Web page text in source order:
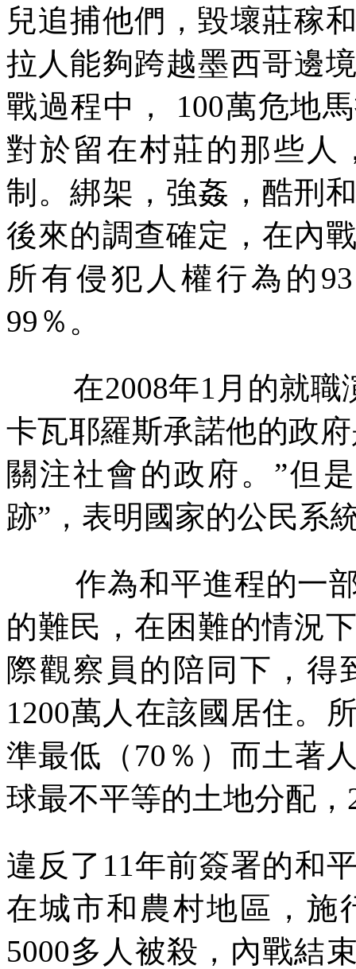
兒追捕他們，毀壞莊稼
拉人能夠跨越墨西哥邊
戰過程中，
100萬危地
對於留在村莊的那些人
制。綁架，強姦，酷刑
後來的調查確定，在內
所有侵犯人權行為的 93
99 ％。
在2008年1 月的就職
卡瓦耶羅斯承諾他的政
關注社會的政府。”但
跡”，表明國家的公民系
作為和平進程的一
的難民，在困難的情況
際觀察員的陪同下，得
1200萬人在該國居住。
準最低（ 70 ％）而土著
球最不平等的土地分配，
違反了 11年前簽署的和
在城市和農村地區，施
5000多人被殺，內戰結